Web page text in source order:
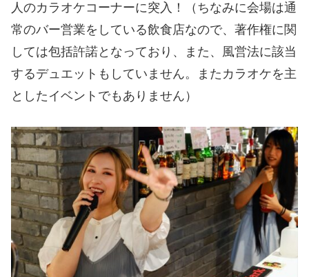
人のカラオケコーナーに突入！（ちなみに会場は通
常のバー営業をしている飲食店なので、著作権に関
しては包括許諾となっており、また、風営法に該当
するデュエットもしていません。またカラオケを主
としたイベントでもありません）